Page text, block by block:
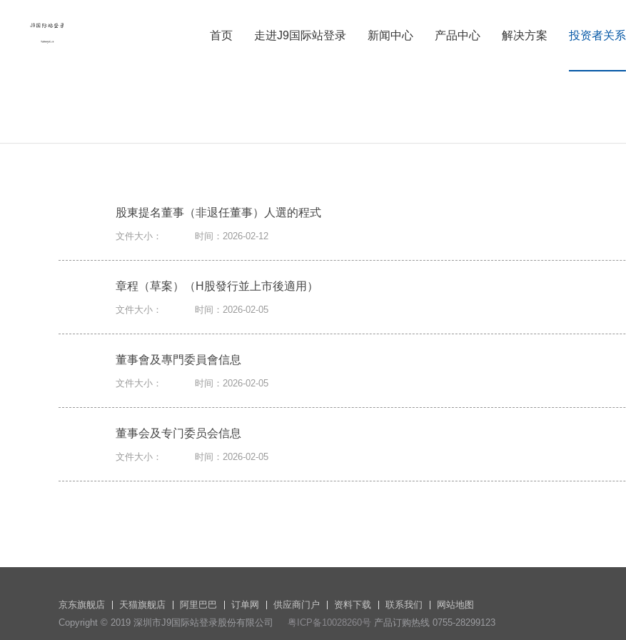
首页 走进J9国际站登录 新闻中心 产品中心 解决方案 投资者关系
股東提名董事（非退任董事）人選的程式
文件大小： 时间：2026-02-12
章程（草案）（H股發行並上市後適用）
文件大小： 时间：2026-02-05
董事會及專門委員會信息
文件大小： 时间：2026-02-05
董事会及专门委员会信息
文件大小： 时间：2026-02-05
京东旗舰店 天猫旗舰店 阿里巴巴 订单网 供应商门户 资料下载 联系我们
网站地图
Copyright © 2019 深圳市J9国际站登录股份有限公司 粤ICP备10028260号 产品订购热线 0755-28299123